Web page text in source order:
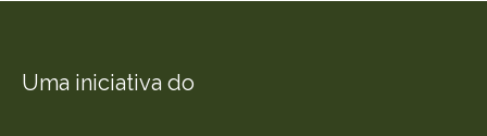
Uma iniciativa do